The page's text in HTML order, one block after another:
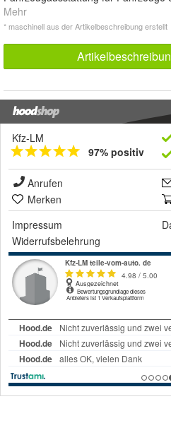
Mehr
* maschinell aus der Artikelbeschreibung erstellt
Kfz-LM
97% positiv
Anrufen
Merken
Impressum
Widerrufsbelehrung